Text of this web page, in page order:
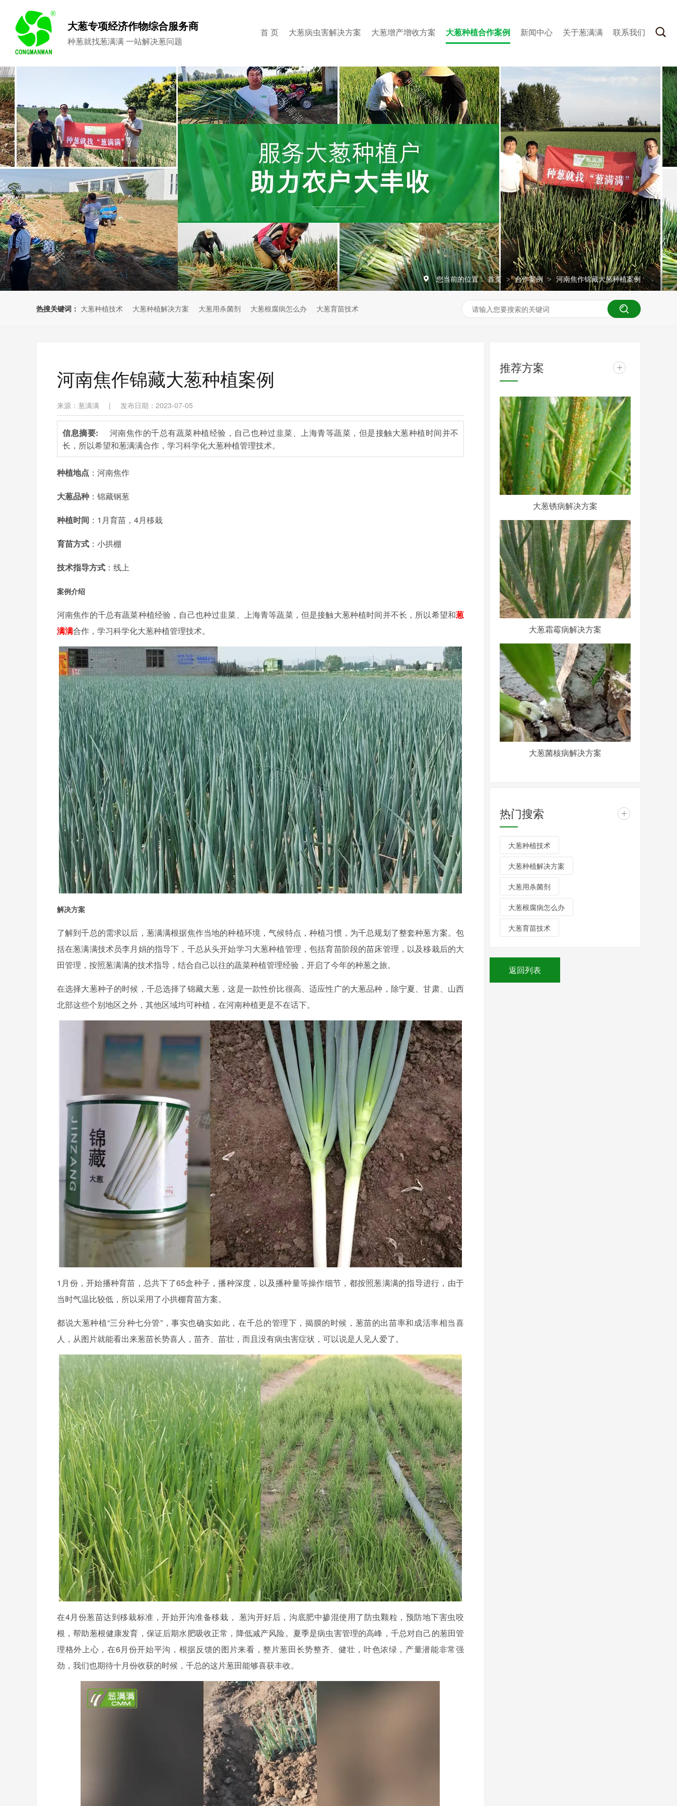
大葱专项经济作物综合服务商
种葱就找葱满满 一站解决葱问题
首 页 大葱病虫害解决方案 大葱增产增收方案 大葱种植合作案例 新闻中心 关于葱满满 联系我们
您当前的位置： 首页 > 合作案例 > 河南焦作锦藏大葱种植案例
热搜关键词： 大葱种植技术 大葱种植解决方案 大葱用杀菌剂 大葱根腐病怎么办 大葱育苗技术
河南焦作锦藏大葱种植案例
来源：葱满满 | 发布日期：2023-07-05
信息摘要: 河南焦作的千总有蔬菜种植经验，自己也种过韭菜、上海青等蔬菜，但是接触大葱种植时间并不
长，所以希望和葱满满合作，学习科学化大葱种植管理技术。
种植地点 ：河南焦作
大葱品种 ：锦藏钢葱
种植时间 ：1月育苗，4月移栽
育苗方式 ：小拱棚
技术指导方式 ：线上
案例介绍
河南焦作的千总有蔬菜种植经验，自己也种过韭菜、上海青等蔬菜，但是接触大葱种植时间并不长，所以希望和葱
满满合作，学习科学化大葱种植管理技术。
解决方案
了解到千总的需求以后，葱满满根据焦作当地的种植环境，气候特点，种植习惯，为千总规划了整套种葱方案。包
括在葱满满技术员李月娟的指导下，千总从头开始学习大葱种植管理，包括育苗阶段的苗床管理，以及移栽后的大
田管理，按照葱满满的技术指导，结合自己以往的蔬菜种植管理经验，开启了今年的种葱之旅。
在选择大葱种子的时候，千总选择了锦藏大葱，这是一款性价比很高、适应性广的大葱品种，除宁夏、甘肃、山西
北部这些个别地区之外，其他区域均可种植，在河南种植更是不在话下。
1月份，开始播种育苗，总共下了65盒种子，播种深度，以及播种量等操作细节，都按照葱满满的指导进行，由于
当时气温比较低，所以采用了小拱棚育苗方案。
都说大葱种植“三分种七分管”，事实也确实如此，在千总的管理下，揭膜的时候，葱苗的出苗率和成活率相当喜
人，从图片就能看出来葱苗长势喜人，苗齐、苗壮，而且没有病虫害症状，可以说是人见人爱了。
在4月份葱苗达到移栽标准，开始开沟准备移栽， 葱沟开好后，沟底肥中掺混使用了防虫颗粒，预防地下害虫咬
根，帮助葱根健康发育，保证后期水肥吸收正常，降低减产风险。夏季是病虫害管理的高峰，千总对自己的葱田管
理格外上心，在6月份开始平沟，根据反馈的图片来看，整片葱田长势整齐、健壮，叶色浓绿，产量潜能非常强
劲，我们也期待十月份收获的时候，千总的这片葱田能够喜获丰收。
推荐方案 +
大葱锈病解决方案
大葱霜霉病解决方案
大葱菌核病解决方案
热门搜索 +
大葱种植技术
大葱种植解决方案
大葱用杀菌剂
大葱根腐病怎么办
大葱育苗技术
返回列表